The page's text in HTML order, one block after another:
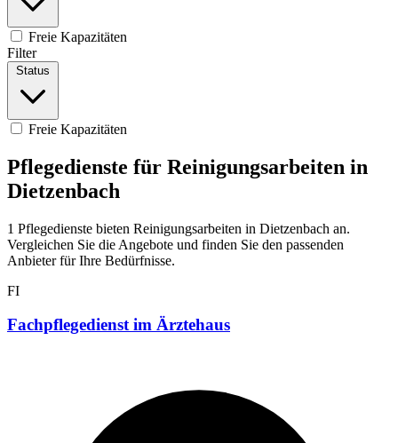
Freie Kapazitäten
Filter
Status
Freie Kapazitäten
Pflegedienste für Reinigungsarbeiten in
Dietzenbach
1 Pflegedienste bieten Reinigungsarbeiten in Dietzenbach an.
Vergleichen Sie die Angebote und finden Sie den passenden
Anbieter für Ihre Bedürfnisse.
FI
Fachpflegedienst im Ärztehaus